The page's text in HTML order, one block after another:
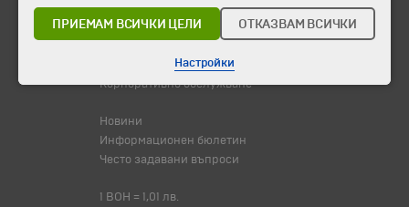
Туристически обекти
Хотелски резервации
Корпоративно обслужване
Новини
Информационен бюлетин
Често задавани въпроси
1 BOH = 1,01 лв.
ПРИЕМАМ ВСИЧКИ ЦЕЛИ ОТКАЗВАМ ВСИЧКИ
Настройки